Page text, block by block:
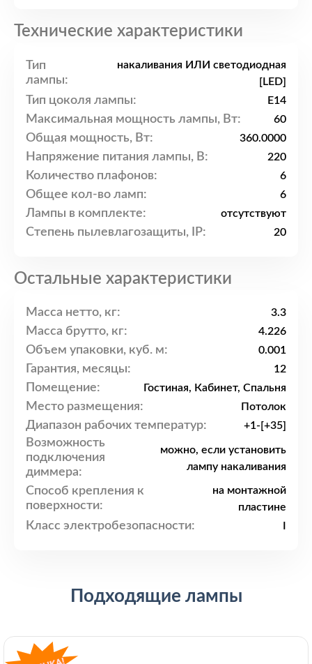
Технические характеристики
Тип
лампы:
накаливания ИЛИ светодиодная
[LED]
Тип цоколя лампы: E14
Максимальная мощность лампы, Вт: 60
Общая мощность, Вт: 360.0000
Напряжение питания лампы, В: 220
Количество плафонов: 6
Общее кол-во ламп: 6
Лампы в комплекте: отсутствуют
Степень пылевлагозащиты, IP: 20
Остальные характеристики
Масса нетто, кг: 3.3
Масса брутто, кг: 4.226
Объем упаковки, куб. м: 0.001
Гарантия, месяцы: 12
Помещение: Гостиная, Кабинет, Спальня
Место размещения: Потолок
Диапазон рабочих температур: +1-[+35]
Возможность
подключения
диммера:
можно, если установить
лампу накаливания
Способ крепления к
поверхности:
на монтажной
пластине
Класс электробезопасности:
Подходящие лампы